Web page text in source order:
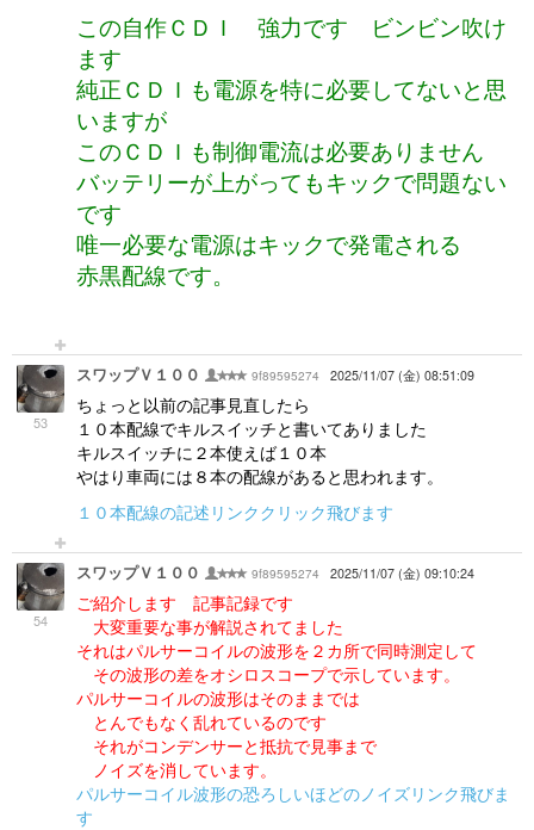
この自作ＣＤＩ 強力です ビンビン吹け
ます
純正ＣＤＩも電源を特に必要してないと思
いますが
このＣＤＩも制御電流は必要ありません
バッテリーが上がってもキックで問題ない
です
唯一必要な電源はキックで発電される
赤黒配線です。
53
スワップＶ１００ 9f89595274 2025/11/07 (金) 08:51:09
ちょっと以前の記事見直したら
１０本配線でキルスイッチと書いてありました
キルスイッチに２本使えば１０本
やはり車両には８本の配線があると思われます。
１０本配線の記述リンククリック飛びます
54
スワップＶ１００ 9f89595274 2025/11/07 (金) 09:10:24
ご紹介します 記事記録です
大変重要な事が解説されてました
それはパルサーコイルの波形を２カ所で同時測定して
その波形の差をオシロスコープで示しています。
パルサーコイルの波形はそのままでは
とんでもなく乱れているのです
それがコンデンサーと抵抗で見事まで
ノイズを消しています。
パルサーコイル波形の恐ろしいほどのノイズリンク飛びま
す